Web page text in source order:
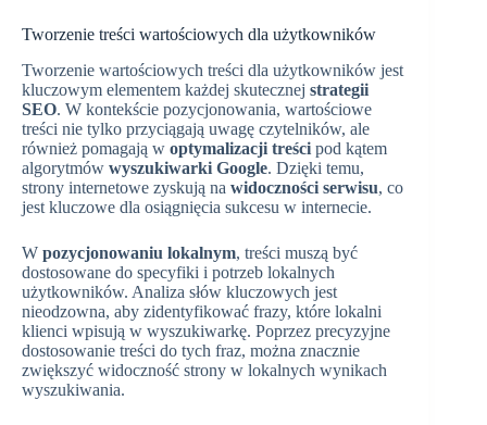
Tworzenie treści wartościowych dla użytkowników
Tworzenie wartościowych treści dla użytkowników jest
kluczowym elementem każdej skutecznej strategii
SEO. W kontekście pozycjonowania, wartościowe
treści nie tylko przyciągają uwagę czytelników, ale
również pomagają w optymalizacji treści pod kątem
algorytmów wyszukiwarki Google. Dzięki temu,
strony internetowe zyskują na widoczności serwisu, co
jest kluczowe dla osiągnięcia sukcesu w internecie.
W pozycjonowaniu lokalnym, treści muszą być
dostosowane do specyfiki i potrzeb lokalnych
użytkowników. Analiza słów kluczowych jest
nieodzowna, aby zidentyfikować frazy, które lokalni
klienci wpisują w wyszukiwarkę. Poprzez precyzyjne
dostosowanie treści do tych fraz, można znacznie
zwiększyć widoczność strony w lokalnych wynikach
wyszukiwania.